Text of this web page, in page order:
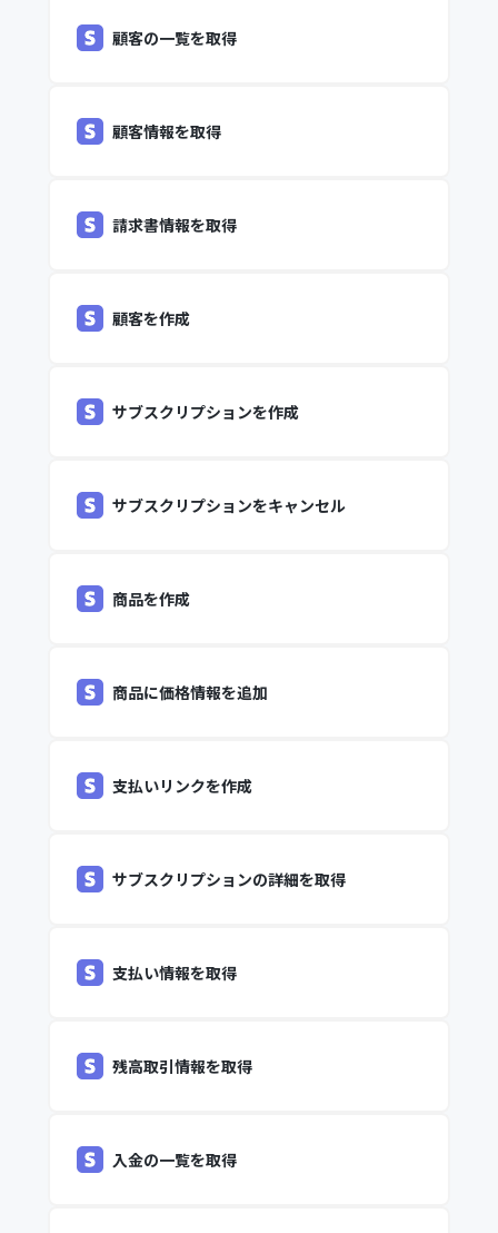
顧客の一覧を取得
顧客情報を取得
請求書情報を取得
顧客を作成
サブスクリプションを作成
サブスクリプションをキャンセル
商品を作成
商品に価格情報を追加
支払いリンクを作成
サブスクリプションの詳細を取得
支払い情報を取得
残高取引情報を取得
入金の一覧を取得